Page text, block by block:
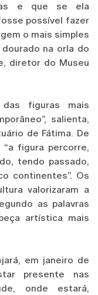
e que se ela
possível fazer
o mais simples
na orla do
diretor do Museu
figuras mais
salienta,
de Fátima. De
figura percorre,
tendo passado,
continentes”. Os
valorizaram a
as palavras
artística mais
em janeiro de
presente nas
onde estará,